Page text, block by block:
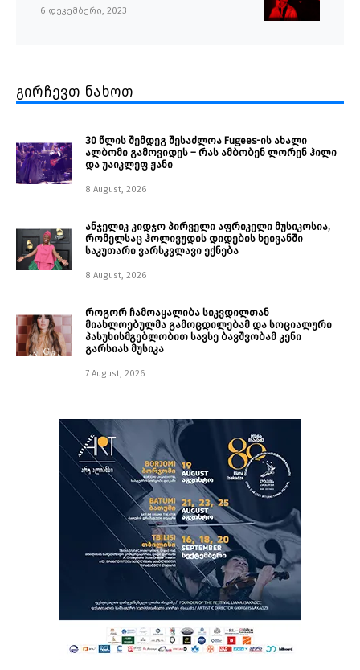
6 დეკემბერი, 2023
გირჩევთ ნახოთ
30 წლის შემდეგ შესაძლოა Fugees-ის ახალი
ალბომი გამოვიდეს – რას ამბობენ ლორენ ჰილი
და უაიკლეფ ჟანი
8 August, 2026
ანჯელიკ კიდჯო პირველი აფრიკელი მუსიკოსია,
რომელსაც ჰოლივუდის დიდების ხეივანში
საკუთარი ვარსკვლავი ექნება
8 August, 2026
როგორ ჩამოაყალიბა სიკვდილთან
მიახლოებულმა გამოცდილებამ და სოციალური
პასუხისმგებლობით სავსე ბავშვობამ კენი
გარსიას მუსიკა
7 August, 2026